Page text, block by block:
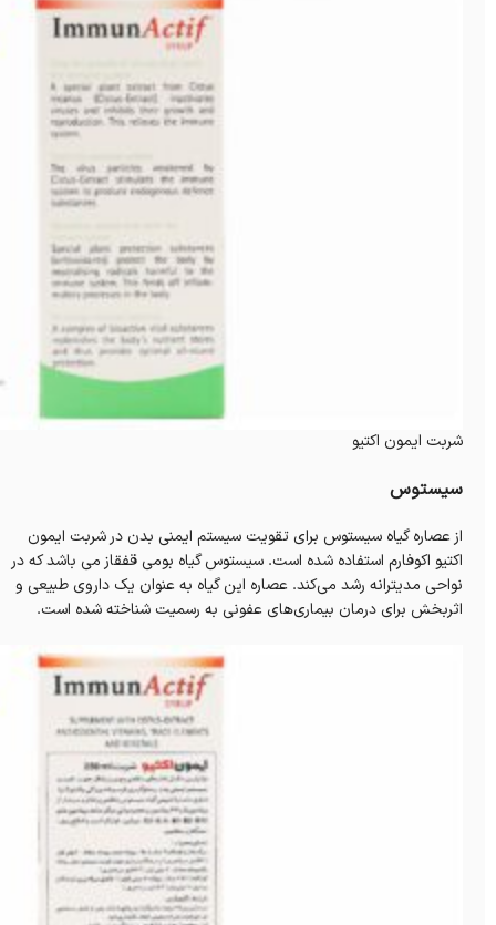
شربت ایمون اکتیو
سیستوس
از عصاره گیاه سیستوس برای تقویت سیستم ایمنی بدن در شربت ایمون
اکتیو اکوفارم استفاده شده است. سیستوس گیاه بومی قفقاز می باشد که در
نواحی مدیترانه رشد می‌کند. عصاره این گیاه به عنوان یک داروی طبیعی و
اثربخش برای درمان بیماری‌های عفونی به رسمیت شناخته شده است.